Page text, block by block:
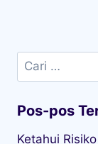
Cari
untuk:
Pos-pos
Ketahui